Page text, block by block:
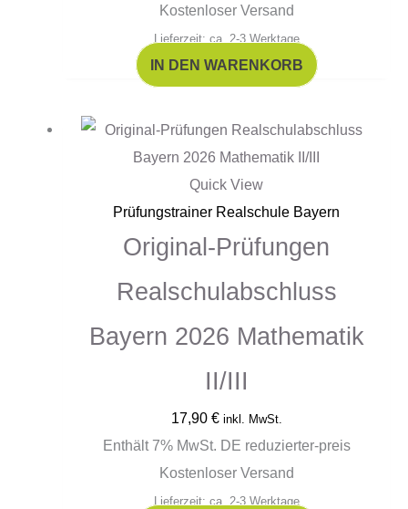
Kostenloser Versand
Lieferzeit: ca. 2-3 Werktage
IN DEN WARENKORB
Quick View
Prüfungstrainer Realschule Bayern
Original-Prüfungen
Realschulabschluss
Bayern 2026 Mathematik
II/III
17,90 € inkl. MwSt.
Enthält 7% MwSt. DE reduzierter-preis
Kostenloser Versand
Lieferzeit: ca. 2-3 Werktage